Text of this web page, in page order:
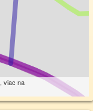
, viac na